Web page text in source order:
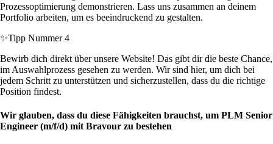
Prozessoptimierung demonstrieren. Lass uns zusammen an deinem
Portfolio arbeiten, um es beeindruckend zu gestalten.
✨Tipp Nummer 4
Bewirb dich direkt über unsere Website! Das gibt dir die beste Chance,
im Auswahlprozess gesehen zu werden. Wir sind hier, um dich bei
jedem Schritt zu unterstützen und sicherzustellen, dass du die richtige
Position findest.
Wir glauben, dass du diese Fähigkeiten brauchst, um PLM Senior
Engineer (m/f/d) mit Bravour zu bestehen